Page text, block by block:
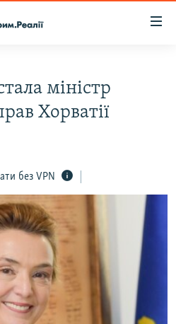
міністр
Хорватії
без VPN